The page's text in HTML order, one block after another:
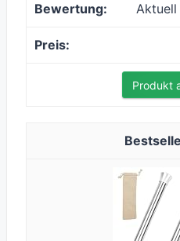
Aktuell
Produkt